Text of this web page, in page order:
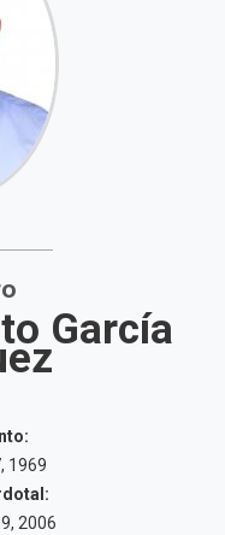
García
1969
2006